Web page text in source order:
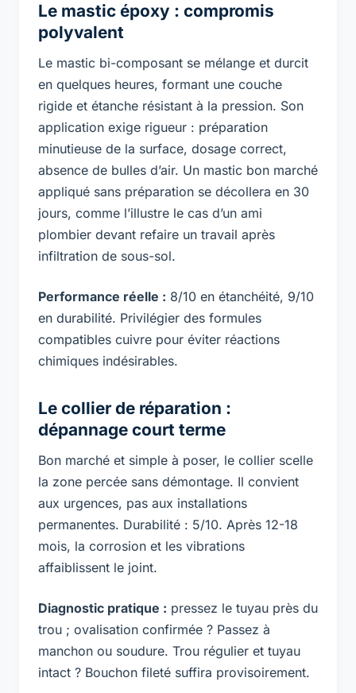
Le mastic époxy : compromis
polyvalent
Le mastic bi-composant se mélange et durcit
en quelques heures, formant une couche
rigide et étanche résistant à la pression. Son
application exige rigueur : préparation
minutieuse de la surface, dosage correct,
absence de bulles d’air. Un mastic bon marché
appliqué sans préparation se décollera en 30
jours, comme l’illustre le cas d’un ami
plombier devant refaire un travail après
infiltration de sous-sol.
Performance réelle : 8/10 en étanchéité, 9/10
en durabilité. Privilégier des formules
compatibles cuivre pour éviter réactions
chimiques indésirables.
Le collier de réparation :
dépannage court terme
Bon marché et simple à poser, le collier scelle
la zone percée sans démontage. Il convient
aux urgences, pas aux installations
permanentes. Durabilité : 5/10. Après 12-18
mois, la corrosion et les vibrations
affaiblissent le joint.
Diagnostic pratique : pressez le tuyau près du
trou ; ovalisation confirmée ? Passez à
manchon ou soudure. Trou régulier et tuyau
intact ? Bouchon fileté suffira provisoirement.